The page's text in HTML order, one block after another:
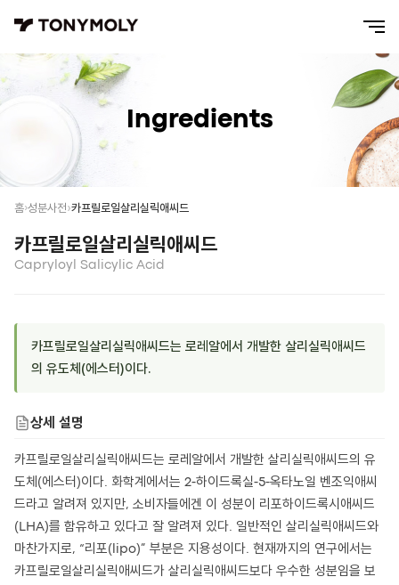
Ingredients
홈 성분사전 카프릴로일살리실릭애씨드
카프릴로일살리실릭애씨드
Capryloyl Salicylic Acid
카프릴로일살리실릭애씨드는 로레알에서 개발한 살리실릭애씨드
의 유도체(에스터)이다.
상세 설명
카프릴로일살리실릭애씨드는 로레알에서 개발한 살리실릭애씨드의 유
도체(에스터)이다. 화학계에서는 2-하이드록실-5-옥타노일 벤조익애씨
드라고 알려져 있지만, 소비자들에겐 이 성분이 리포하이드록시애씨드
(LHA)를 함유하고 있다고 잘 알려져 있다. 일반적인 살리실릭애씨드와
마찬가지로, “리포(lipo)” 부분은 지용성이다. 현재까지의 연구에서는
카프릴로일살리실릭애씨드가 살리실릭애씨드보다 우수한 성분임을 보